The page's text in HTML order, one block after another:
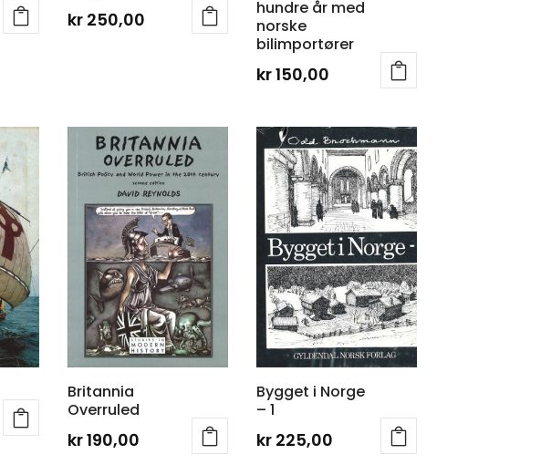
kr250,00
hundre år med
norske
bilimportører
kr150,00
Britannia
Overruled
kr190,00
Bygget i Norge
– 1
kr225,00